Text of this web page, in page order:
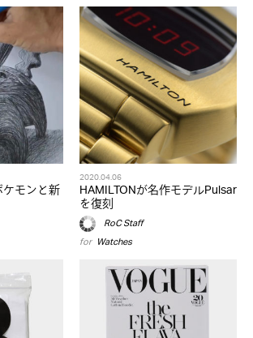
モンと新
2020.04.06
HAMILTONが名作モデルPulsar
を復刻
RoC Staff
for Watches